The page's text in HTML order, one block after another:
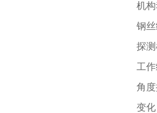
机
钢
探
工
角
变